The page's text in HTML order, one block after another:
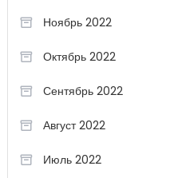
Ноябрь 2022
Октябрь 2022
Сентябрь 2022
Август 2022
Июль 2022